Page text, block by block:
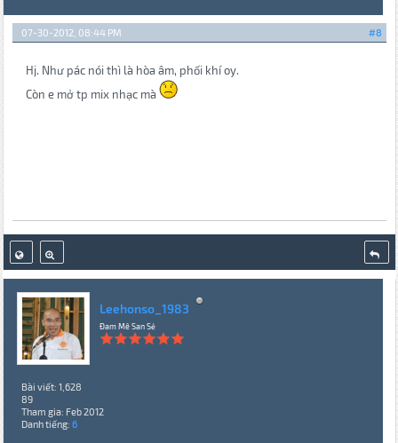
#8
07-30-2012, 08:44 PM
Hj. Như pác nói thì là hòa âm, phối khí oy.
Còn e mở tp mix nhạc mà
Leehonso_1983
Đam Mê San Sẻ
Bài viết: 1,628
89
Tham gia: Feb 2012
Danh tiếng: 6